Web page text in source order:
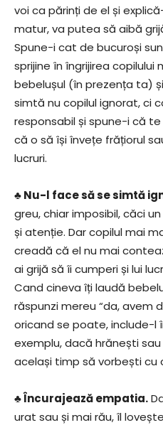
voi ca părinți de el și
matur, va putea să aibă
Spune-i cat de bucuroși
sprijine în îngrijirea copilului
bebelușul (în prezența ta)
simtă nu copilul ignorat, ci
responsabil și spune-i că
că o să își învețe frățiorul
lucruri.
♣ Nu-l face să se simtă
greu, chiar imposibil, căci
și atenție. Dar copilul mai
creadă că el nu mai
ai grijă să îi cumperi și lui
Cand cineva îți laudă
răspunzi mereu “da, avem
oricand se poate, include-l
exemplu, dacă hrănești
același timp să vorbești cu
♣ Încurajează empatia.
urat sau și mai rău, îl